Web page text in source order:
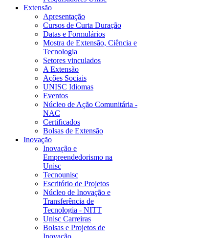
Extensão
Apresentação
Cursos de Curta Duração
Datas e Formulários
Mostra de Extensão, Ciência e
Tecnologia
Setores vinculados
A Extensão
Ações Sociais
UNISC Idiomas
Eventos
Núcleo de Ação Comunitária -
NAC
Certificados
Bolsas de Extensão
Inovação
Inovação e
Empreendedorismo na
Unisc
Tecnounisc
Escritório de Projetos
Núcleo de Inovação e
Transferência de
Tecnologia - NITT
Unisc Carreiras
Bolsas e Projetos de
Inovação